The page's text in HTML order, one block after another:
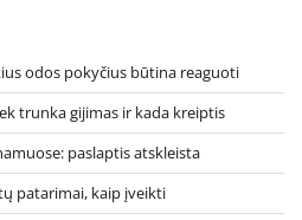
odos pokyčius būtina reaguoti
trunka gijimas ir kada kreiptis
paslaptis atskleista
patarimai, kaip įveikti